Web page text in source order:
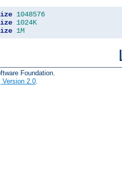
1048576
1024K
1M
Foundation.
Version 2.0